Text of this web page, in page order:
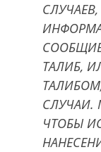
ТАЛИБ,
ЧТОБЫ